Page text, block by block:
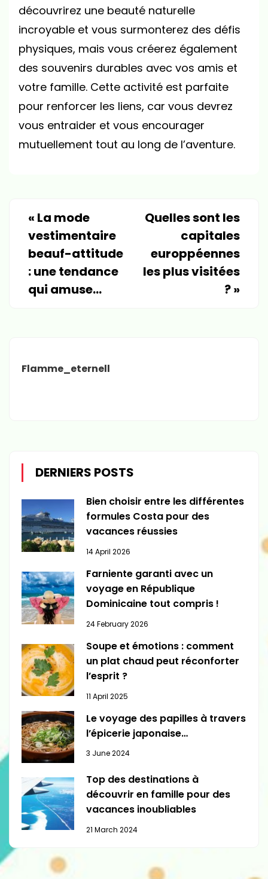
découvrirez une beauté naturelle
incroyable et vous surmonterez des défis
physiques, mais vous créerez également
des souvenirs durables avec vos amis et
votre famille. Cette activité est parfaite
pour renforcer les liens, car vous devrez
vous entraider et vous encourager
mutuellement tout au long de l’aventure.
« La mode
vestimentaire
beauf-attitude
: une tendance
qui amuse…
Quelles sont les
capitales
europpéennes
les plus visitées
?»
Flamme_eternell
DERNIERS POSTS
Bien choisir entre les différentes
formules Costa pour des
vacances réussies
14 April 2026
Farniente garanti avec un
voyage en République
Dominicaine tout compris !
24 February 2026
Soupe et émotions : comment
un plat chaud peut réconforter
l’esprit ?
11 April 2025
Le voyage des papilles à travers
l’épicerie japonaise…
3 June 2024
Top des destinations à
découvrir en famille pour des
vacances inoubliables
21 March 2024